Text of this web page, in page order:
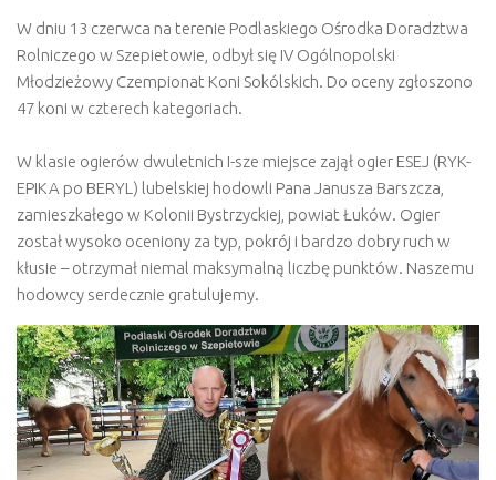
W dniu 13 czerwca na terenie Podlaskiego Ośrodka Doradztwa
Rolniczego w Szepietowie, odbył się IV Ogólnopolski
Młodzieżowy Czempionat Koni Sokólskich. Do oceny zgłoszono
47 koni w czterech kategoriach.
W klasie ogierów dwuletnich I-sze miejsce zajął ogier ESEJ (RYK-
EPIKA po BERYL) lubelskiej hodowli Pana Janusza Barszcza,
zamieszkałego w Kolonii Bystrzyckiej, powiat Łuków. Ogier
został wysoko oceniony za typ, pokrój i bardzo dobry ruch w
kłusie – otrzymał niemal maksymalną liczbę punktów. Naszemu
hodowcy serdecznie gratulujemy.